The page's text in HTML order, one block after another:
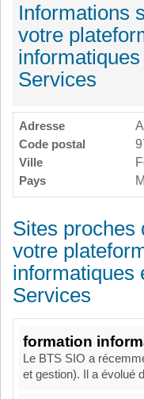
Informations
votre
Services
Adresse
Code postal
Ville
Pays
Sites proches
votre
informatiques
Services
formation
Le BTS SIO a
et gestion). Il a évolué